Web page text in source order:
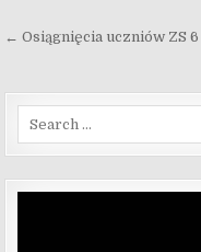
Nawigacja
← Osiągnięcia uczniów ZS 6
Search for: